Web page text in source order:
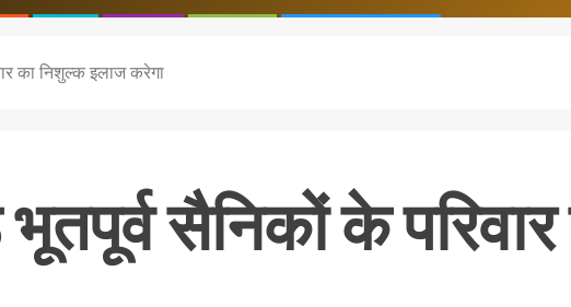
का निशुल्क इलाज करेगा
सैनिकों के